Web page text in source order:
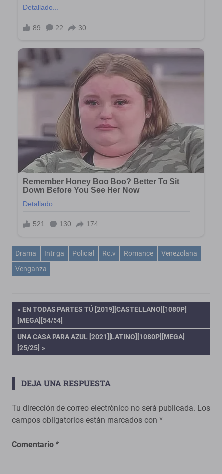
Drama Intriga Policial Rctv Romance
Venezolana
Venganza
Navegación
de
entradas
ENTRADA
ANTERIOR:
EN TODAS PARTES TÚ [2019][CASTELLANO][1080P]
[MEGA][54/54]
ENTRADA
SIGUIENTE:
UNA CASA PARA AZUL [2021][LATINO][1080P][MEGA]
[25/25]
DEJA UNA RESPUESTA
Tu dirección de correo electrónico no será publicada. Los
campos obligatorios están marcados con *
Comentario *